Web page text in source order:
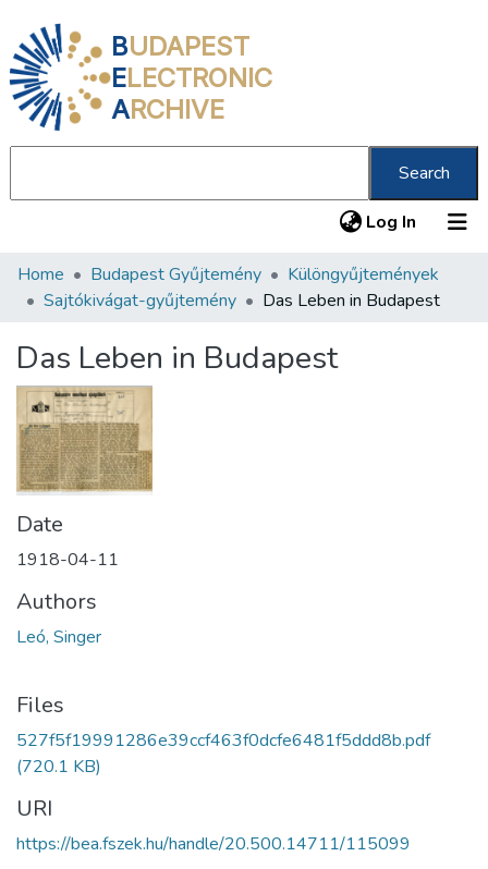
BUDAPEST
ELECTRONIC
ARCHIVE
Search
Log In (current)
Communities & Collections
Statistics
About us
Home Budapest Gyűjtemény
Különgyűjtemények
Sajtókivágat-gyűjtemény
Das Leben in Budapest
Das Leben in Budapest
Date
1918-04-11
Authors
Leó, Singer
Files
527f5f19991286e39ccf463f0dcfe6481f5ddd8b.pdf
(720.1 KB)
URI
https://bea.fszek.hu/handle/20.500.14711/115099